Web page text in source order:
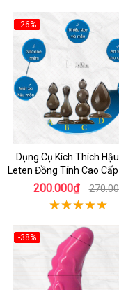
-26%
Dụng Cụ Kích Thích
Leten Đồng Tính Cao Cấp
Hoa
200.000₫
-38%